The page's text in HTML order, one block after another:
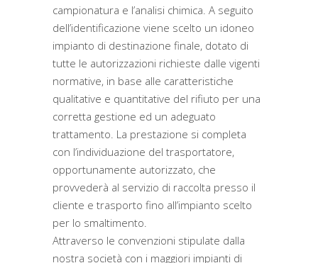
campionatura e l’analisi chimica. A seguito
dell’identificazione viene scelto un idoneo
impianto di destinazione finale, dotato di
tutte le autorizzazioni richieste dalle vigenti
normative, in base alle caratteristiche
qualitative e quantitative del rifiuto per una
corretta gestione ed un adeguato
trattamento. La prestazione si completa
con l’individuazione del trasportatore,
opportunamente autorizzato, che
provvederà al servizio di raccolta presso il
cliente e trasporto fino all’impianto scelto
per lo smaltimento.
Attraverso le convenzioni stipulate dalla
nostra società con i maggiori impianti di